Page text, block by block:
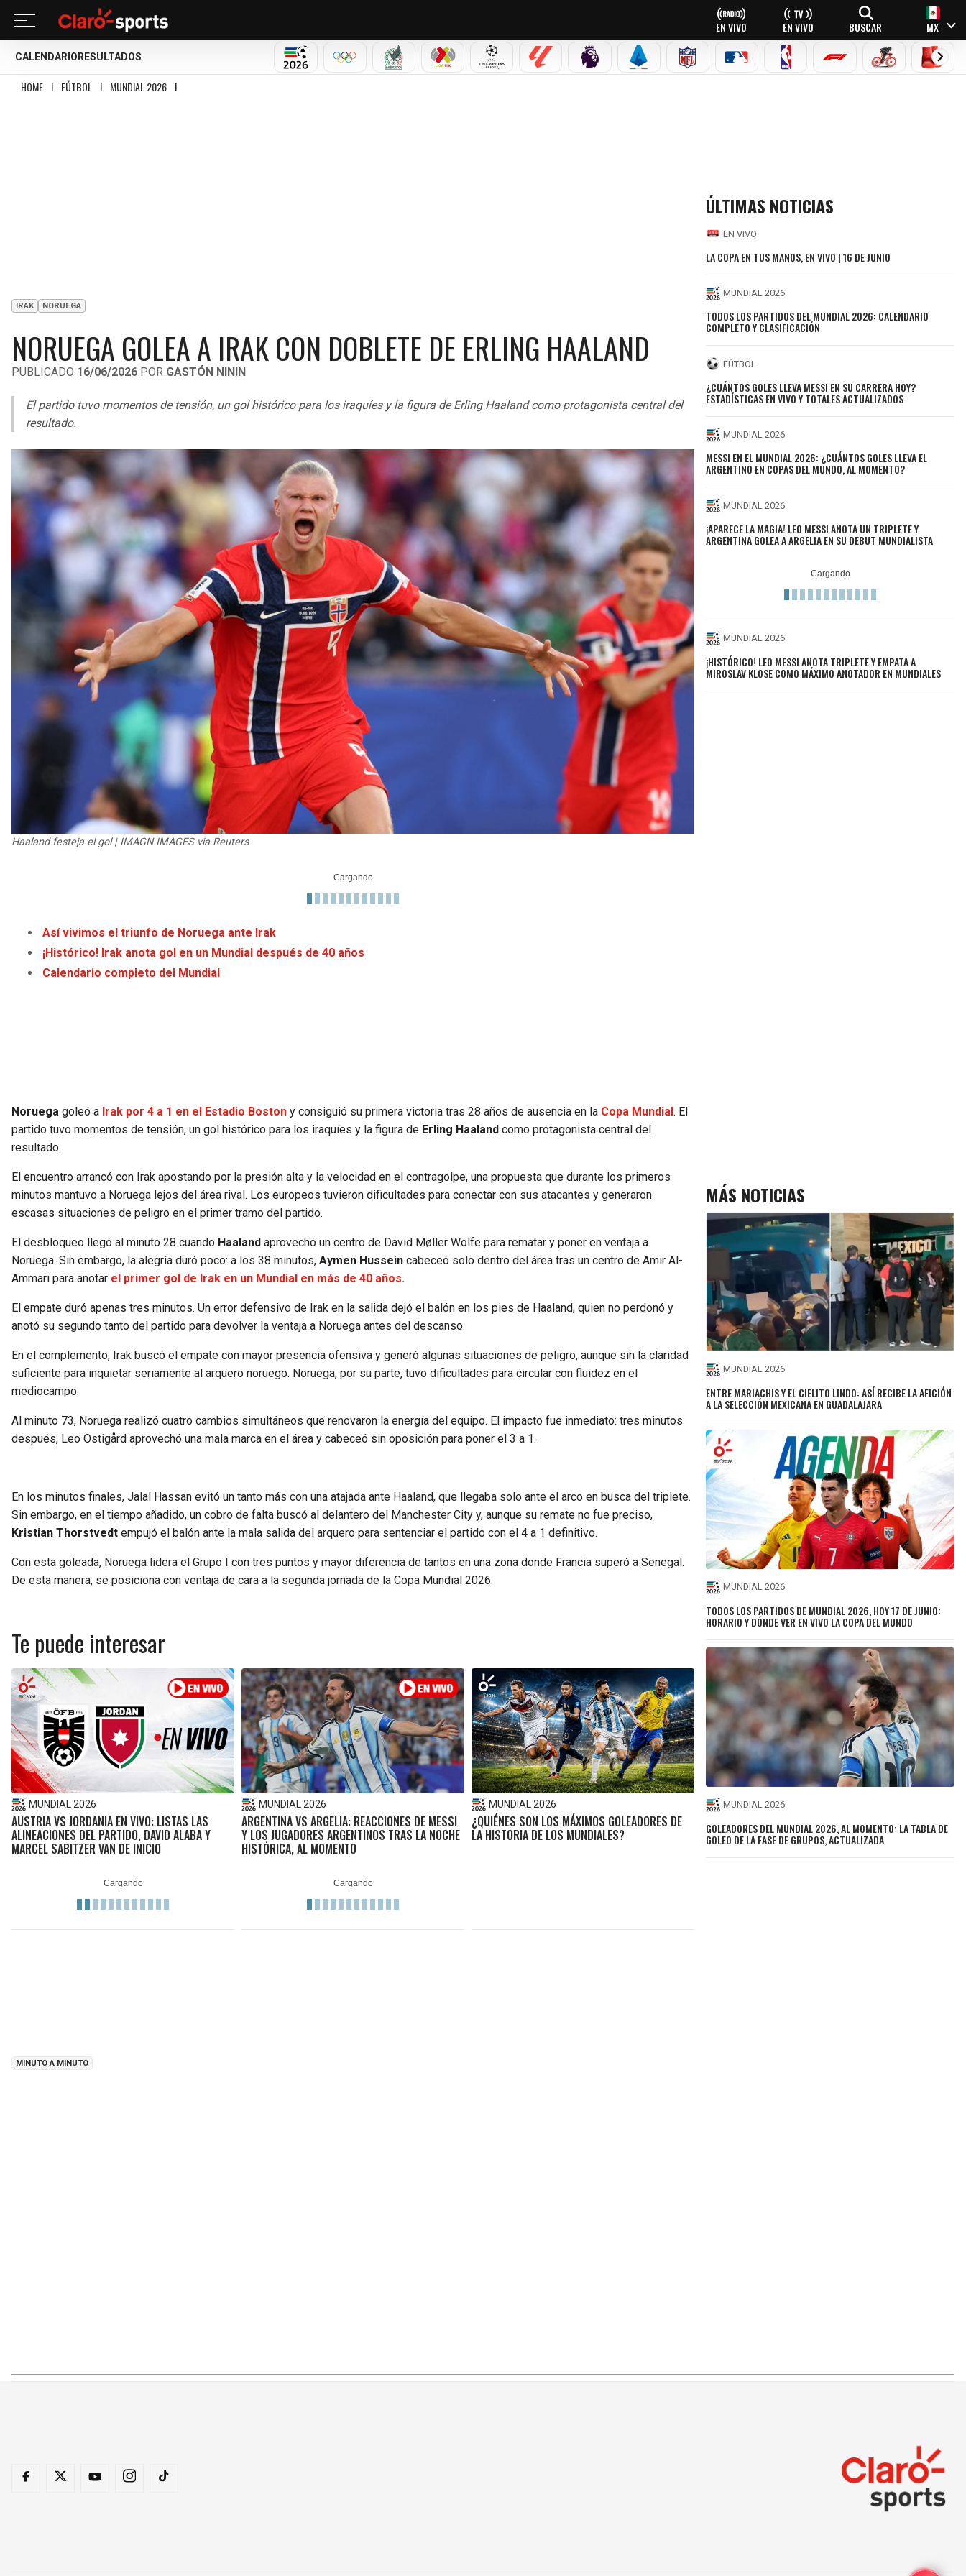
EN VIVO EN VIVO BUSCAR MX
CALENDARIO RESULTADOS
MUNDIAL 2026OLÍMPICOSSELECCIÓN MEXICANA
LIGA MX CHAMPIONS LEAGUE
LALIGA PREMIER LEAGUE
SERIE A NFL MLB NBA FÓRMULA 1CICLISMOBOXEO
HOME I FÚTBOL I MUNDIAL 2026 I
IRAK NORUEGA
NORUEGA GOLEA A IRAK CON DOBLETE DE ERLING HAALAND
PUBLICADO 16/06/2026 POR GASTÓN NININ
El partido tuvo momentos de tensión, un gol histórico para los iraquíes y la figura de Erling Haaland como protagonista central del
resultado.
Haaland festeja el gol | IMAGN IMAGES via Reuters
Así vivimos el triunfo de Noruega ante Irak
¡Histórico! Irak anota gol en un Mundial después de 40 años
Calendario completo del Mundial
Noruega goleó a Irak por 4 a 1 en el Estadio Boston y consiguió su primera victoria tras 28 años de ausencia en la Copa Mundial. El
partido tuvo momentos de tensión, un gol histórico para los iraquíes y la figura de Erling Haaland como protagonista central del
resultado.
El encuentro arrancó con Irak apostando por la presión alta y la velocidad en el contragolpe, una propuesta que durante los primeros
minutos mantuvo a Noruega lejos del área rival. Los europeos tuvieron dificultades para conectar con sus atacantes y generaron
escasas situaciones de peligro en el primer tramo del partido.
El desbloqueo llegó al minuto 28 cuando Haaland aprovechó un centro de David Møller Wolfe para rematar y poner en ventaja a
Noruega. Sin embargo, la alegría duró poco: a los 38 minutos, Aymen Hussein cabeceó solo dentro del área tras un centro de Amir Al-
Ammari para anotar el primer gol de Irak en un Mundial en más de 40 años.
El empate duró apenas tres minutos. Un error defensivo de Irak en la salida dejó el balón en los pies de Haaland, quien no perdonó y
anotó su segundo tanto del partido para devolver la ventaja a Noruega antes del descanso.
En el complemento, Irak buscó el empate con mayor presencia ofensiva y generó algunas situaciones de peligro, aunque sin la claridad
suficiente para inquietar seriamente al arquero noruego. Noruega, por su parte, tuvo dificultades para circular con fluidez en el
mediocampo.
Al minuto 73, Noruega realizó cuatro cambios simultáneos que renovaron la energía del equipo. El impacto fue inmediato: tres minutos
después, Leo Ostigård aprovechó una mala marca en el área y cabeceó sin oposición para poner el 3 a 1.
En los minutos finales, Jalal Hassan evitó un tanto más con una atajada ante Haaland, que llegaba solo ante el arco en busca del triplete.
Sin embargo, en el tiempo añadido, un cobro de falta buscó al delantero del Manchester City y, aunque su remate no fue preciso,
Kristian Thorstvedt empujó el balón ante la mala salida del arquero para sentenciar el partido con el 4 a 1 definitivo.
Con esta goleada, Noruega lidera el Grupo I con tres puntos y mayor diferencia de tantos en una zona donde Francia superó a Senegal.
De esta manera, se posiciona con ventaja de cara a la segunda jornada de la Copa Mundial 2026.
Te puede interesar
MUNDIAL 2026
AUSTRIA VS JORDANIA EN VIVO: LISTAS LAS
ALINEACIONES DEL PARTIDO, DAVID ALABA Y
MARCEL SABITZER VAN DE INICIO
MUNDIAL 2026
ARGENTINA VS ARGELIA: REACCIONES DE MESSI
Y LOS JUGADORES ARGENTINOS TRAS LA NOCHE
HISTÓRICA, AL MOMENTO
MUNDIAL 2026
¿QUIÉNES SON LOS MÁXIMOS GOLEADORES DE
LA HISTORIA DE LOS MUNDIALES?
MINUTO A MINUTO
ÚLTIMAS NOTICIAS
EN VIVO
LA COPA EN TUS MANOS, EN VIVO | 16 DE JUNIO
MUNDIAL 2026
TODOS LOS PARTIDOS DEL MUNDIAL 2026: CALENDARIO
COMPLETO Y CLASIFICACIÓN
FÚTBOL
¿CUÁNTOS GOLES LLEVA MESSI EN SU CARRERA HOY?
ESTADÍSTICAS EN VIVO Y TOTALES ACTUALIZADOS
MUNDIAL 2026
MESSI EN EL MUNDIAL 2026: ¿CUÁNTOS GOLES LLEVA EL
ARGENTINO EN COPAS DEL MUNDO, AL MOMENTO?
MUNDIAL 2026
¡APARECE LA MAGIA! LEO MESSI ANOTA UN TRIPLETE Y
ARGENTINA GOLEA A ARGELIA EN SU DEBUT MUNDIALISTA
MUNDIAL 2026
¡HISTÓRICO! LEO MESSI ANOTA TRIPLETE Y EMPATA A
MIROSLAV KLOSE COMO MÁXIMO ANOTADOR EN MUNDIALES
MÁS NOTICIAS
MUNDIAL 2026
ENTRE MARIACHIS Y EL CIELITO LINDO: ASÍ RECIBE LA AFICIÓN
A LA SELECCIÓN MEXICANA EN GUADALAJARA
MUNDIAL 2026
TODOS LOS PARTIDOS DE MUNDIAL 2026, HOY 17 DE JUNIO:
HORARIO Y DÓNDE VER EN VIVO LA COPA DEL MUNDO
MUNDIAL 2026
GOLEADORES DEL MUNDIAL 2026, AL MOMENTO: LA TABLA DE
GOLEO DE LA FASE DE GRUPOS, ACTUALIZADA